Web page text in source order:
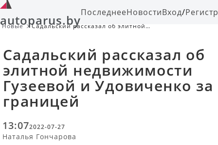
autoparus.byПоследнееНовостиВход/
Новые
Садальский рассказал об элитной
Садальский рассказал об
элитной недвижимости
Гузеевой и Удовиченко за
границей
13:072022-07-27
Наталья Гончарова